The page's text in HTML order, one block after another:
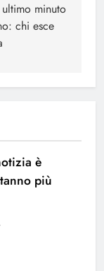
ultimo minuto
chi esce
è
più